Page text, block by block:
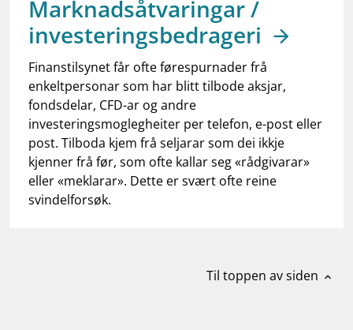
work_outlineJobb hos oss
dashboard Informasjon for investorer
notifications_noneAbonner på nyhetsvarsel
Marknadsåtvaringar /
investeringsbedrageri
Finanstilsynet får ofte førespurnader frå
enkeltpersonar som har blitt tilbode aksjar,
fondsdelar, CFD-ar og andre
investeringsmoglegheiter per telefon, e-post eller
post. Tilboda kjem frå seljarar som dei ikkje
kjenner frå før, som ofte kallar seg «rådgivarar»
eller «meklarar». Dette er svært ofte reine
svindelforsøk.
Til toppen av siden expand_less